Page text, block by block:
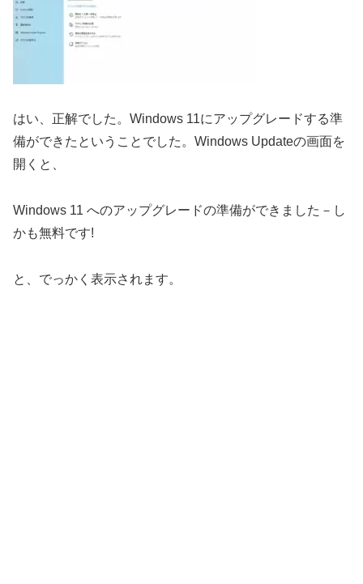
はい、正解でした。Windows 11にアップグレードする準
備ができたということでした。Windows Updateの画面を
開くと、
Windows 11 へのアップグレードの準備ができました－し
かも無料です!
と、でっかく表示されます。